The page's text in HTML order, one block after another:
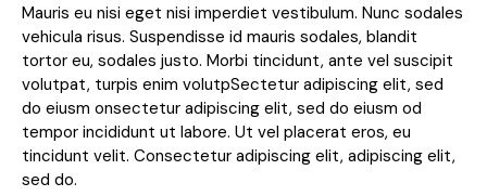
Mauris eu nisi eget nisi imperdiet vestibulum. Nunc sodales
vehicula risus. Suspendisse id mauris sodales, blandit
tortor eu, sodales justo. Morbi tincidunt, ante vel suscipit
volutpat, turpis enim volutpSectetur adipiscing elit, sed
do eiusm onsectetur adipiscing elit, sed do eiusm od
tempor incididunt ut labore. Ut vel placerat eros, eu
tincidunt velit. Consectetur adipiscing elit, adipiscing elit,
sed do.